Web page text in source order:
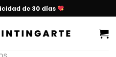
de 30 días